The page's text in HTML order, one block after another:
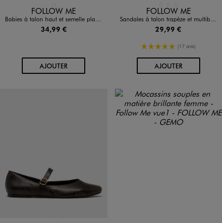
Disponible en 1 coloris
FOLLOW ME
Babies à talon haut et semelle plateforme vernies femme
34,99 €
AJOUTERAU PANIER
Disponible en 3 coloris
FOLLOW ME
Sandales à talon trapèze et multibrides femme - Follow Me
29,99 €
5/5 de moyenne
(17 avis)
AJOUTERAU PANIER